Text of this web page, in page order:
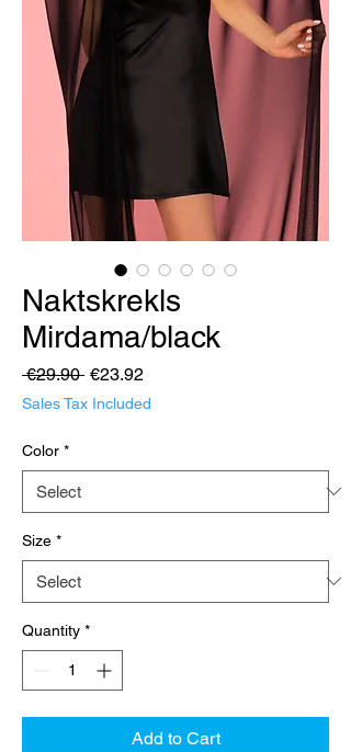
Naktskrekls
Mirdama/black
€29.90 Regular
Price
€23.92
Price
Sales Tax Included
Color *
Size *
Quantity *
Add to Cart